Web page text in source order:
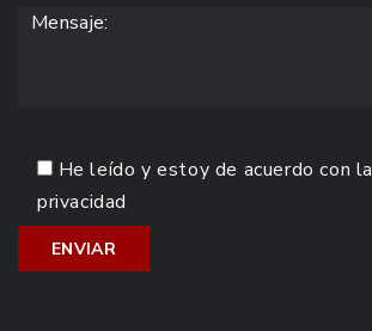
He leído y estoy de acuerdo con la
privacidad